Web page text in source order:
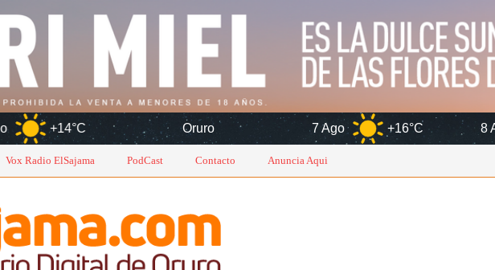
Oruro 7 Ago +16°C 8 Ago +14°C
Vox Radio ElSajama PodCast Contacto Anuncia Aqui